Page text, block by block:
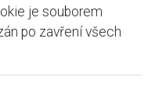
je souborem
po zavření všech